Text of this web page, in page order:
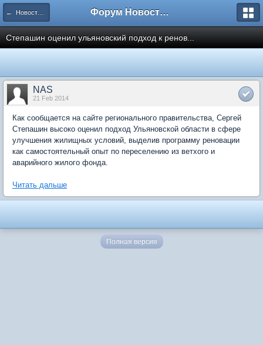
← Новости рынка недвижимости Форум Новостройки
Степашин оценил ульяновский подход к ренов...
NAS
21 Feb 2014
Как сообщается на сайте регионального правительства, Сергей
Степашин высоко оценил подход Ульяновской области в сфере
улучшения жилищных условий, выделив программу реновации
как самостоятельный опыт по переселению из ветхого и
аварийного жилого фонда.
Читать дальше
Полная версия